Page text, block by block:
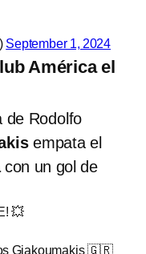
September 1, 2024
América el
de Rodolfo
empata el
con un gol de
💥
Giakoumakis 🇬🇷